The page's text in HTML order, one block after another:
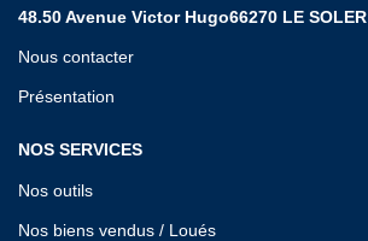
48.50 Avenue Victor Hugo66270 LE SOLER
Nous contacter
Présentation
NOS SERVICES
Nos outils
Nos biens vendus / Loués